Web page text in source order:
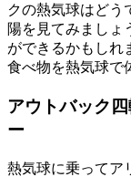
クの熱気球はどう
陽を見てみましょ
ができるかもしれ
食べ物を熱気球で
アウトバック
ー
熱気球に乗ってア